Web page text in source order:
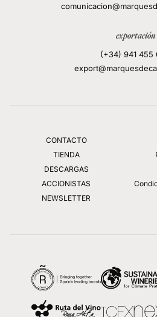
exportación
(+34) 941 455
CONTACTO
TIENDA
DESCARGAS
ACCIONISTAS
NEWSLETTER